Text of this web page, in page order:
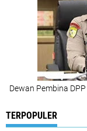
Dewan Pembina
TERPOPULER